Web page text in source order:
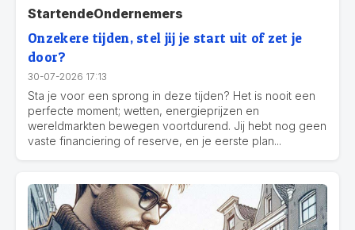
StartendeOndernemers
Onzekere tijden, stel jij je start uit of zet je
door?
30-07-2026 17:13
Sta je voor een sprong in deze tijden? Het is nooit een
perfecte moment; wetten, energieprijzen en
wereldmarkten bewegen voortdurend. Jij hebt nog geen
vaste financiering of reserve, en je eerste plan...